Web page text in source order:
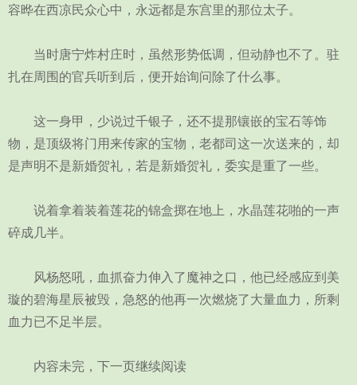
容晔在西凉民众心中，永远都是东宫里的那位太子。
当时唐宁炸村庄时，虽然形势低调，但动静也不了。驻
扎在周围的官兵听到后，便开始询问除了什么事。
这一身甲，少说过千银子，还不提那镶嵌的宝石等饰
物，是顶级将门用来传家的宝物，老都司这一次送来的，却
是声明不是新婚贺礼，若是新婚贺礼，委实是重了一些。
说着拿着装着莲花的锦盒掷在地上，水晶莲花啪的一声
碎成几半。
风杨怒吼，血抓奋力伸入了魔神之口，他已经感应到美
璇的碧海星辰被毁，急怒的他再一次燃烧了大量血力，所剩
血力已不足半层。
内容未完，下一页继续阅读